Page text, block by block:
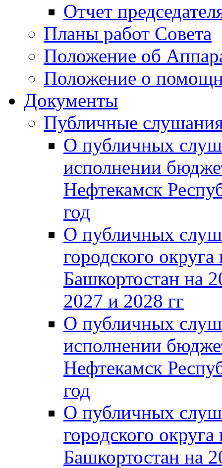
Отчет
Планы работ Совета
Положение об
Положение о
Документы
Публичные
О публичных
исполнении
Нефтекамск
год
О публичных
городского
Башкортостан на
2027 и 2028 гг
О публичных
исполнении
Нефтекамск
год
О публичных
городского
Башкортостан на